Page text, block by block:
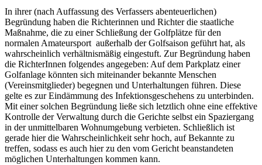
In ihrer (nach Auffassung des Verfassers abenteuerlichen)
Begründung haben die Richterinnen und Richter die staatliche
Maßnahme, die zu einer Schließung der Golfplätze für den
normalen Amateursport außerhalb der Golfsaison geführt hat, als
wahrscheinlich verhältnismäßig eingestuft. Zur Begründung haben
die RichterInnen folgendes angegeben: Auf dem Parkplatz einer
Golfanlage könnten sich miteinander bekannte Menschen
(Vereinsmitglieder) begegnen und Unterhaltungen führen. Diese
gelte es zur Eindämmung des Infektionsgeschehens zu unterbinden.
Mit einer solchen Begründung ließe sich letztlich ohne eine effektive
Kontrolle der Verwaltung durch die Gerichte selbst ein Spaziergang
in der unmittelbaren Wohnumgebung verbieten. Schließlich ist
gerade hier die Wahrscheinlichkeit sehr hoch, auf Bekannte zu
treffen, sodass es auch hier zu den vom Gericht beanstandeten
möglichen Unterhaltungen kommen kann.